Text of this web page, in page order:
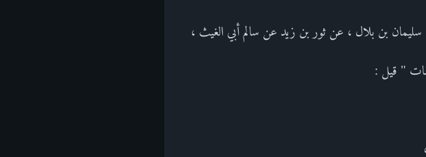
سليمان بن بلال ، عن ثور بن زيد عن سالم أبي الغيث ،
" قيل :